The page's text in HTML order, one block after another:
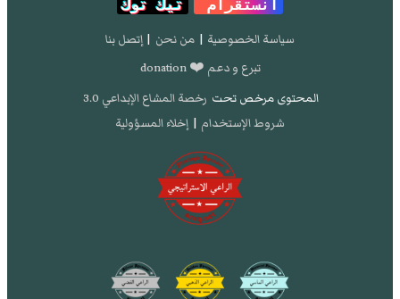
انستقرام
تيك توك
سياسة الخصوصية | من نحن | إتصل بنا
تبرع و دعم ❤️ donation
المحتوى مرخص تحت رخصة المشاع الإبداعي 3.0
شروط الإستخدام | إخلاء المسؤولية